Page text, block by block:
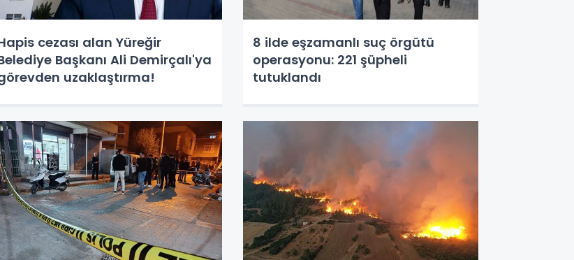
cezası alan Yüreğir
Başkanı Ali Demirçalı'ya
uzaklaştırma!
8 ilde eşzamanlı suç örgütü
operasyonu: 221 şüpheli
tutuklandı